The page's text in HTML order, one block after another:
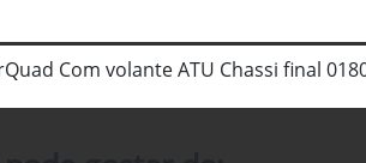
Com volante ATU Chassi final